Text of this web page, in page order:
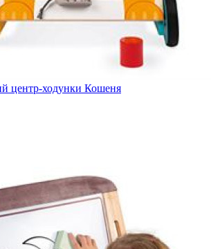
центр-ходунки Кошеня